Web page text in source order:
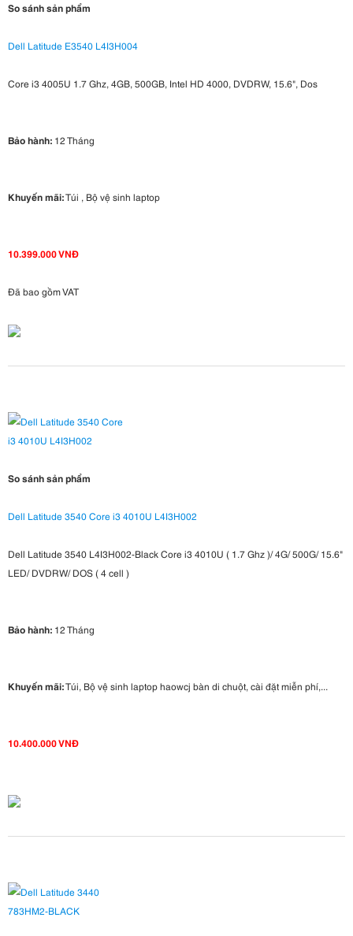
So sánh sản phẩm
Dell Latitude E3540 L4I3H004
Core i3 4005U 1.7 Ghz, 4GB, 500GB, Intel HD 4000, DVDRW, 15.6", Dos
Bảo hành: 12 Tháng
Khuyến mãi:Túi , Bộ vệ sinh laptop
10.399.000 VNĐ
Đã bao gồm VAT
So sánh sản phẩm
Dell Latitude 3540 Core i3 4010U L4I3H002
Dell Latitude 3540 L4I3H002-Black Core i3 4010U ( 1.7 Ghz )/ 4G/ 500G/ 15.6"
LED/ DVDRW/ DOS ( 4 cell )
Bảo hành: 12 Tháng
Khuyến mãi:Túi, Bộ vệ sinh laptop haowcj bàn di chuột, cài đặt miễn phí,...
10.400.000 VNĐ